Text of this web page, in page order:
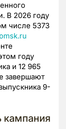
В 2026 году
числе 5373
году
и 12 965
завершают
9-
кампания